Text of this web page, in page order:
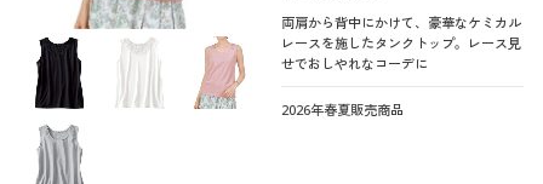
両肩から背中にかけて、豪華なケミカル
レースを施したタンクトップ。レース見
せでおしやれなコーデに
2026年春夏販売商品